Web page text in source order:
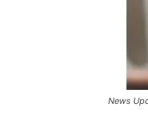
News